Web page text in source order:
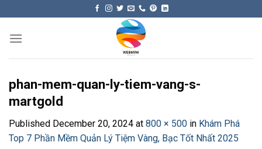
content
phan-mem-quan-ly-tiem-vang-s-
martgold
Published December 20, 2024 at 800 × 500 in Khám Phá
Top 7 Phần Mềm Quản Lý Tiệm Vàng, Bạc Tốt Nhất 2025